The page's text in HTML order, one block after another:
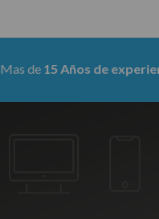
15 Años de experiencia